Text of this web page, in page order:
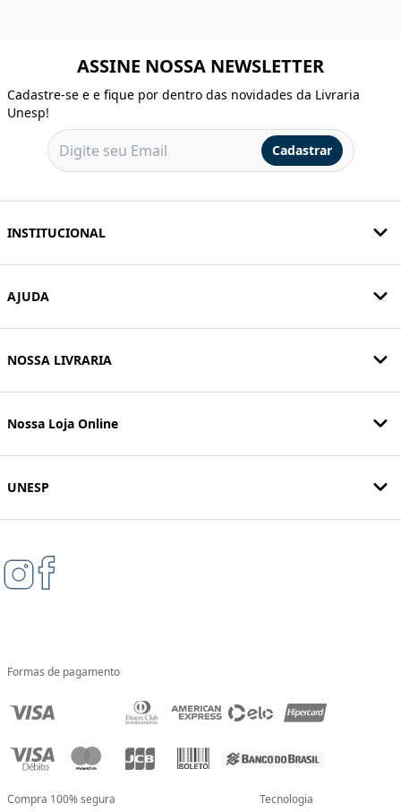
ASSINE NOSSA NEWSLETTER
Cadastre-se e e fique por dentro das novidades da Livraria
Unesp!
Cadastrar
INSTITUCIONAL
AJUDA
NOSSA LIVRARIA
Nossa Loja Online
UNESP
Formas de pagamento
Compra 100% segura Tecnologia